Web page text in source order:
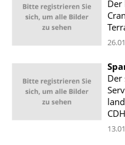
Der
Der